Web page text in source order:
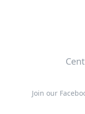
Join our